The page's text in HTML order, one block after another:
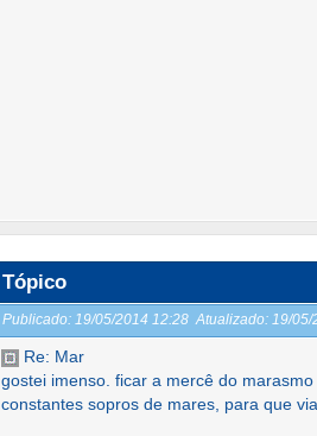
Tópico
Publicado: 19/05/2014 12:28 Atualizado: 19/
Re: Mar
gostei imenso. ficar a mercê do
constantes sopros de mares, para que